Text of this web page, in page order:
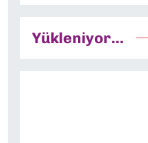
Yükleniyor...